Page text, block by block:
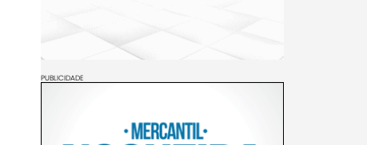
PUBLICIDADE